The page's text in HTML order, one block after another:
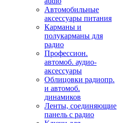
Автомобильные
аксессуары питания
Карманы и
полукарманы для
радио
Профессион.
автомоб. аудио-
аксессуары
Облицовки радиопр.
и автомоб.
динамиков
Ленты, соединяющие
панель с радио